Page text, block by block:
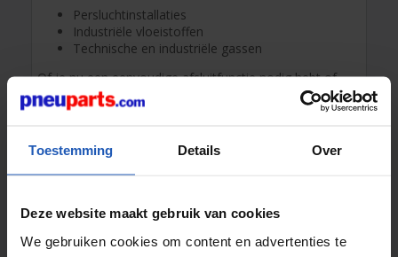
Toestemming Details Over
Deze website maakt gebruik van cookies
We gebruiken cookies om content en advertenties te
Persluchtinstallaties
Industriële vloeistoffen
Technische en industriële gassen
Of je nu een eenvoudige afsluitfunctie nodig hebt of
een volledig geautomatiseerd proces wilt realiseren,
met ons assortiment maak je altijd een betrouwbare
Afsluiters voor nauwkeurige flow- en
volumeregeling
Het assortiment schuifafsluiters en naaldafsluiters is
volume binnen pneumatische en vloeistofsystemen. Ze